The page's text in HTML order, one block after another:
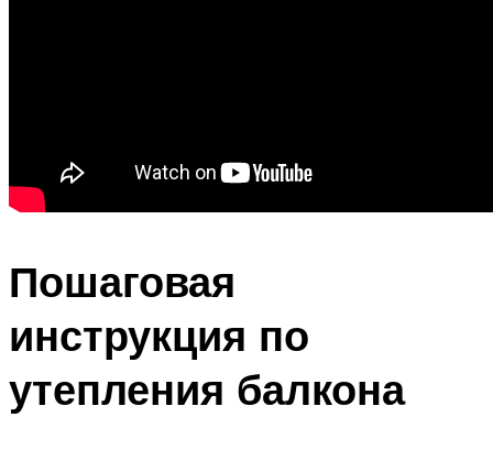
Пошаговая
инструкция по
утепления балкона